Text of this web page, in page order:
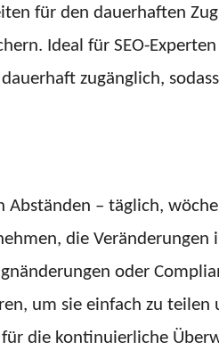
für den dauerhaften
Ideal für SEO-
zugänglich,
– täglich,
die Veränderungen
oder
um sie einfach zu
die kontinuierliche